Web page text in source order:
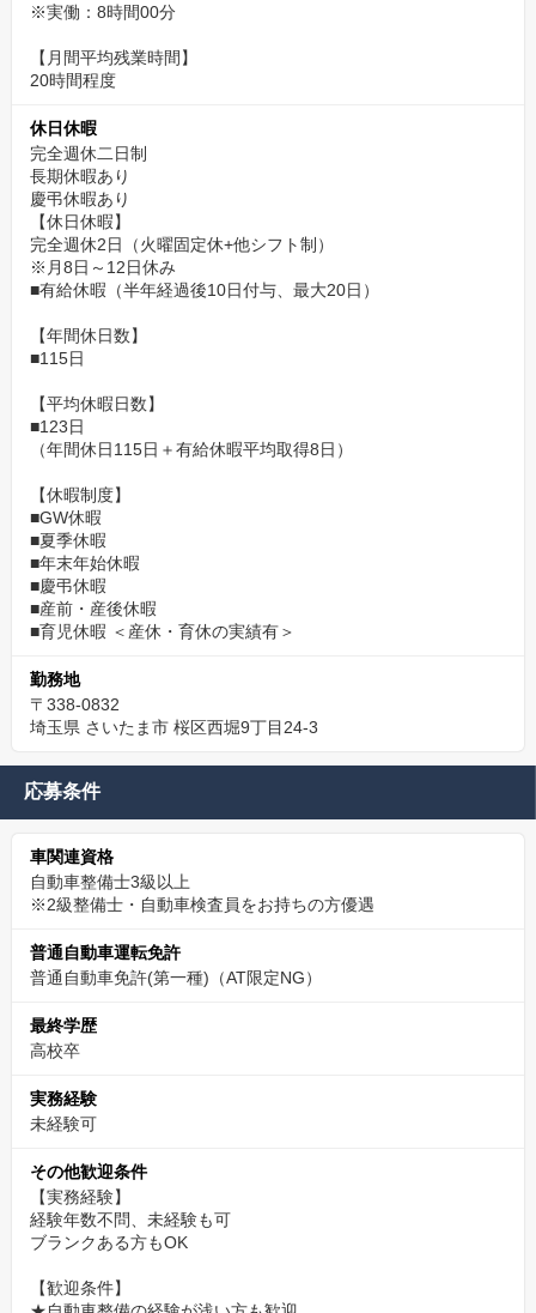
※実働：8時間00分
【月間平均残業時間】
20時間程度
休日休暇
完全週休二日制
長期休暇あり
慶弔休暇あり
【休日休暇】
完全週休2日（火曜固定休+他シフト制）
※月8日～12日休み
■有給休暇（半年経過後10日付与、最大20日）
【年間休日数】
■115日
【平均休暇日数】
■123日
（年間休日115日＋有給休暇平均取得8日）
【休暇制度】
■GW休暇
■夏季休暇
■年末年始休暇
■慶弔休暇
■産前・産後休暇
■育児休暇 ＜産休・育休の実績有＞
勤務地
〒338-0832
埼玉県 さいたま市 桜区西堀9丁目24-3
応募条件
車関連資格
自動車整備士3級以上
※2級整備士・自動車検査員をお持ちの方優遇
普通自動車運転免許
普通自動車免許(第一種)（AT限定NG）
最終学歴
高校卒
実務経験
未経験可
その他歓迎条件
【実務経験】
経験年数不問、未経験も可
ブランクある方もOK
【歓迎条件】